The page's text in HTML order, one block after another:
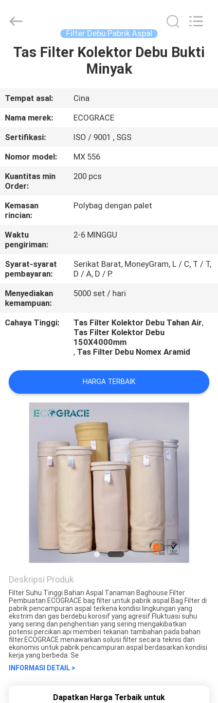
RUMAH
TENTANG
KAMI
TUR
PABRIK
KONTROL
HUBUNGI
KAMI
PERMINTAAN
PENAWARAN
Copyright
industrialfilterbag.com.
Filter Debu Pabrik Aspal
Tas Filter Kolektor Debu Bukti
Minyak
Tempat asal:
Cina
Nama merek:
ECOGRACE
Sertifikasi:
ISO / 9001 , SGS
Nomor model:
MX 556
Kuantitas min
Order:
200 pcs
Kemasan
rincian:
Polybag dengan palet
Waktu
pengiriman:
2-6 MINGGU
Syarat-syarat
pembayaran:
Serikat Barat, MoneyGram, L / C, T / T,
D / A, D / P.
Menyediakan
kemampuan:
5000 set / hari
Cahaya Tinggi: Tas Filter Kolektor Debu Tahan Air,
Tas Filter Kolektor Debu
150X4000mm
, Tas Filter Debu Nomex Aramid
HARGA TERBAIK
Deskripsi Produk
Filter Suhu Tinggi Bahan Aspal Tanaman Baghouse Filter
Pembuatan ECOGRACE bag filter untuk pabrik aspal.Bag Filter di
pabrik pencampuran aspal terkena kondisi lingkungan yang
ekstrim dan gas berdebu korosif yang agresif.Fluktuasi suhu
yang sering dan penghentian yang sering mengakibatkan
potensi percikan api memberi tekanan tambahan pada bahan
filter.ECOGRACE menawarkan solusi filter secara teknis dan
ekonomis untuk pabrik pencampuran aspal berdasarkan kondisi
kerja yang berbeda. Se
INFORMASI DETAIL >
Dapatkan Harga Terbaik untuk